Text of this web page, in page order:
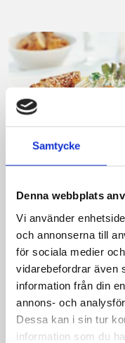
Samtycke
Denna webbplats
Vi använder
och annonserna till
för sociala medier
vidarebefordrar även
information från din
annons- och
Dessa kan i sin tur
information som du
Sommarpasta med
Produkter i